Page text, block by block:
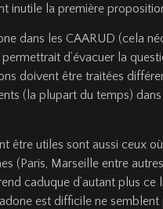
inutile la première
dans les CAARUD (cela
d’évacuer la
doivent être traitées
(la plupart du temps)
être utiles sont aussi ceux où
(Paris, Marseille entre
caduque d’autant plus ce
est difficile ne